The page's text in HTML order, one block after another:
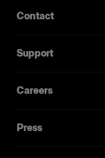
Contact
Support
Careers
Press